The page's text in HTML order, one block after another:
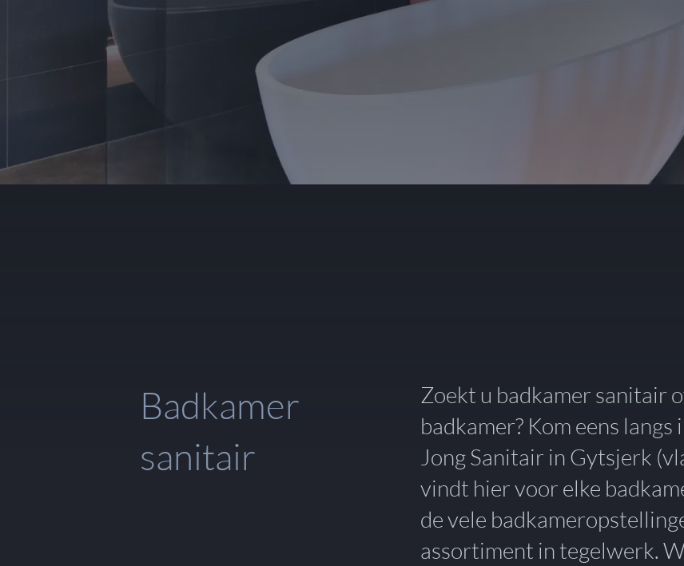
Badkamer
sanitair
Zoekt u badkamer sanitair
badkamer? Kom eens
Jong Sanitair in Gytsjerk
vindt hier voor elke
de vele
assortiment in tegelwerk.